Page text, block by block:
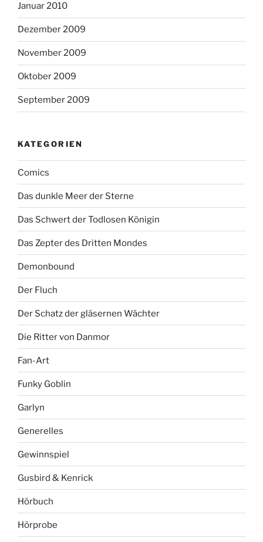
Januar 2010
Dezember 2009
November 2009
Oktober 2009
September 2009
KATEGORIEN
Comics
Das dunkle Meer der Sterne
Das Schwert der Todlosen Königin
Das Zepter des Dritten Mondes
Demonbound
Der Fluch
Der Schatz der gläsernen Wächter
Die Ritter von Danmor
Fan-Art
Funky Goblin
Garlyn
Generelles
Gewinnspiel
Gusbird & Kenrick
Hörbuch
Hörprobe